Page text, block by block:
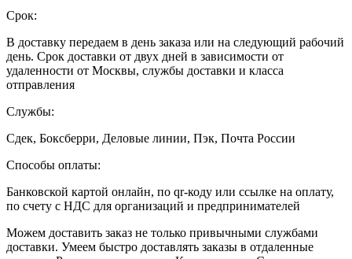
Срок:
В доставку передаем в день заказа или на следующий рабочий
день. Срок доставки от двух дней в зависимости от
удаленности от Москвы, службы доставки и класса
отправления
Службы:
Сдек, Боксберри, Деловые линии, Пэк, Почта России
Способы оплаты:
Банковской картой онлайн, по qr-коду или ссылке на оплату,
по счету с НДС для организаций и предпринимателей
Можем доставить заказ не только привычными службами
доставки. Умеем быстро доставлять заказы в отдаленные